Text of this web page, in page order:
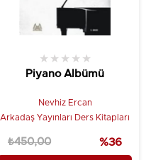
Piyano Albümü
★ ★ ★ ★ ★
Nevhiz Ercan
Arkadaş Yayınları Ders Kitapları
₺450,00 %36